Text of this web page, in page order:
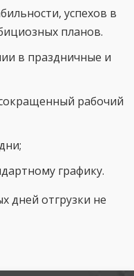
успехов в
планов.
в праздничные и
рабочий
графику.
дней отгрузки не